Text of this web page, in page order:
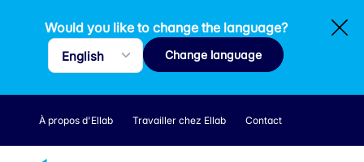
Would you like to change the language?
Change language
À propos d'Ellab Travailler chez Ellab Contact